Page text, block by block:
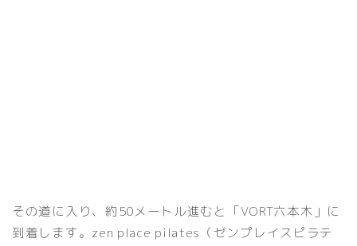
その道に入り、約50メートル進むと「VORT六本木」に
到着します。zen place pilates（ゼンプレイスピラテ